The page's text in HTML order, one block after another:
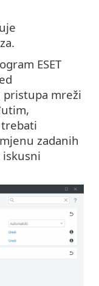
ESET
pristupa mreži
zadanih
iskusni